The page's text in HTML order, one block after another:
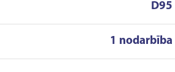
D95
1 nodarbība